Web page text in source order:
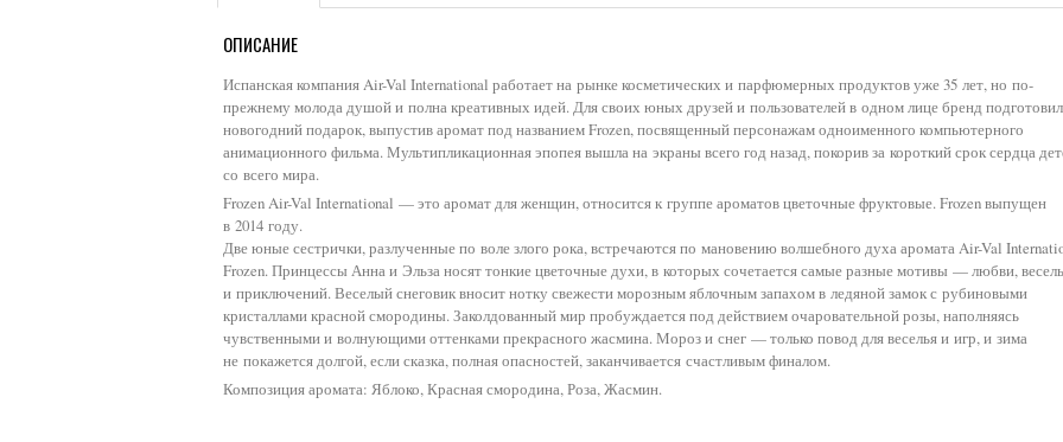
ОПИСАНИЕ
Испанская компания Air-Val International работает на рынке косметических и парфюмерных продуктов уже 35 лет, но по-
прежнему молода душой и полна креативных идей. Для своих юных друзей и пользователей в одном лице бренд подготовил
новогодний подарок, выпустив аромат под названием Frozen, посвященный персонажам одноименного компьютерного
анимационного фильма. Мультипликационная эпопея вышла на экраны всего год назад, покорив за короткий срок сердца
со всего мира.
Frozen Air-Val International — это аромат для женщин, относится к группе ароматов цветочные фруктовые. Frozen выпущен
в 2014 году.
Две юные сестрички, разлученные по воле злого рока, встречаются по мановению волшебного духа аромата Air-Val
Frozen. Принцессы Анна и Эльза носят тонкие цветочные духи, в которых сочетается самые разные мотивы — любви,
и приключений. Веселый снеговик вносит нотку свежести морозным яблочным запахом в ледяной замок с рубиновыми
кристаллами красной смородины. Заколдованный мир пробуждается под действием очаровательной розы, наполняясь
чувственными и волнующими оттенками прекрасного жасмина. Мороз и снег — только повод для веселья и игр, и зима
не покажется долгой, если сказка, полная опасностей, заканчивается счастливым финалом.
Композиция аромата: Яблоко, Красная смородина, Роза, Жасмин.